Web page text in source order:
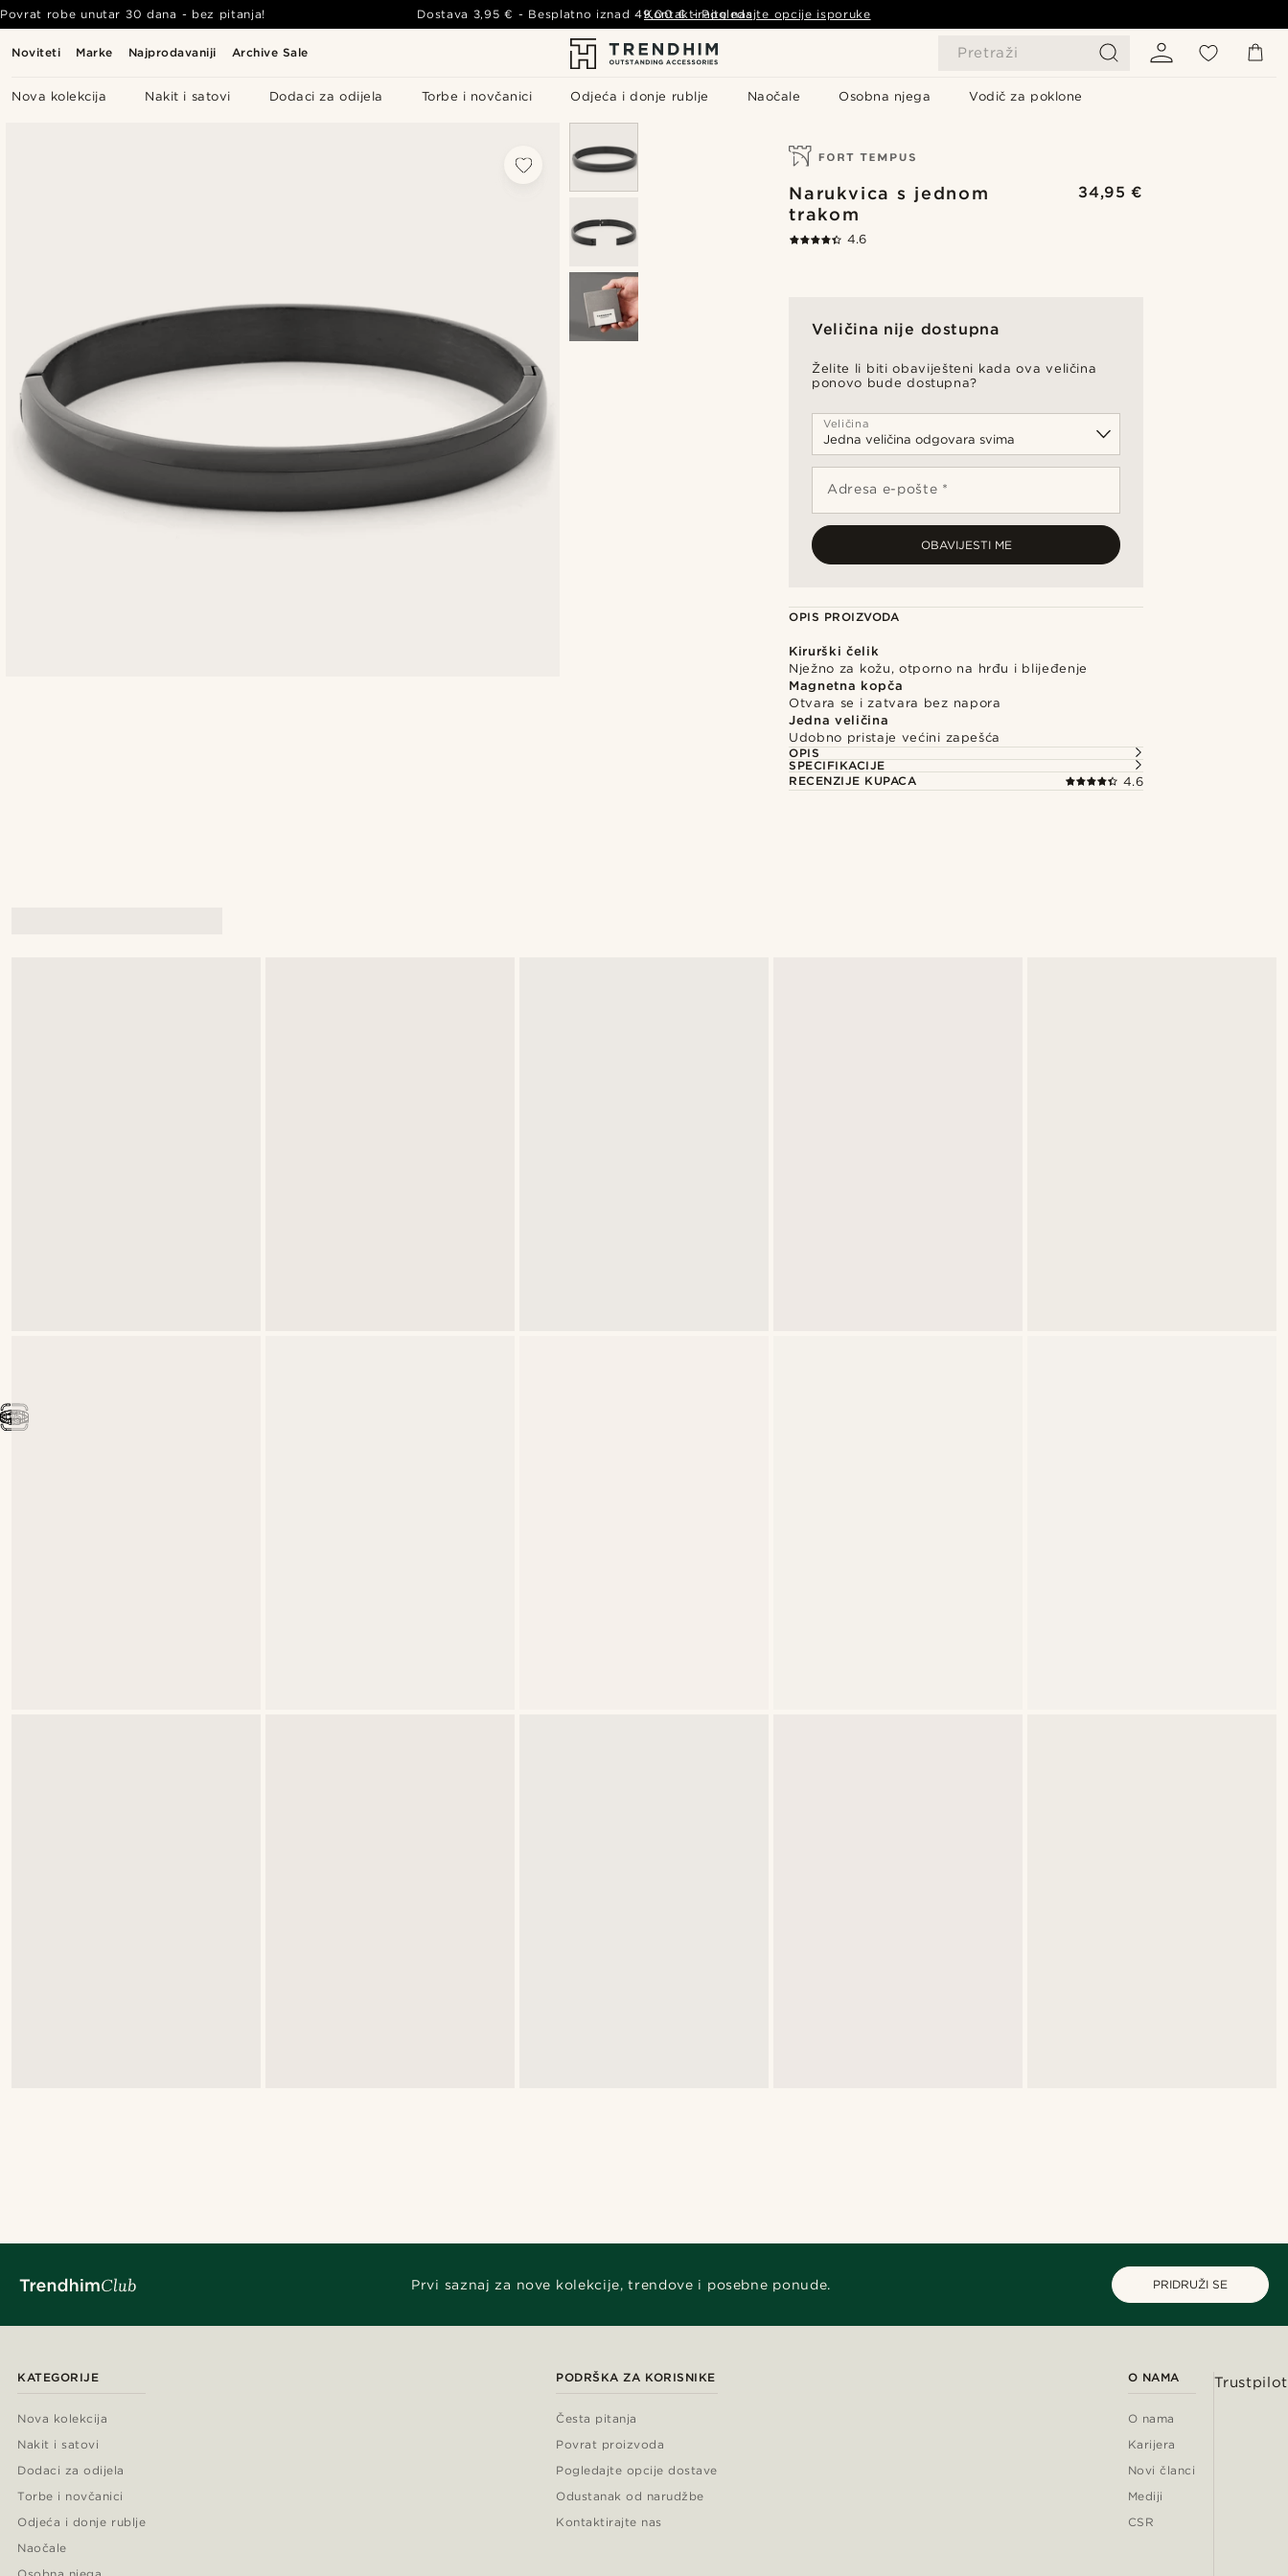
Noviteti Marke Najprodavaniji Archive Sale Pretraži
Nova kolekcija Nakit i satovi Dodaci za odijela Torbe i novčanici Odjeća i donje rublje Naočale Osobna njega Vodič za poklone
Povrat robe unutar 30 dana - bez pitanja! Dostava 3,95 € - Besplatno iznad49,00 € - Pogledajte opcije isporuke
Kontaktirajte nas
Narukvica s jednom
trakom
34,95 €
4.6
Veličina nije dostupna
Želite li biti obaviješteni kada ova veličina
ponovo bude dostupna?
Veličina
Adresa e-pošte *
OBAVIJESTI ME
OPIS PROIZVODA
Kirurški čelik
Nježno za kožu, otporno na hrđu i blijeđenje
Magnetna kopča
Otvara se i zatvara bez napora
Jedna veličina
Udobno pristaje većini zapešća
OPIS
SPECIFIKACIJE
RECENZIJE KUPACA
4.6
Prvi saznaj za nove kolekcije, trendove i posebne ponude. PRIDRUŽI SE
KATEGORIJE
Nova kolekcija
Nakit i satovi
Dodaci za odijela
Torbe i novčanici
Odjeća i donje rublje
Naočale
PODRŠKA ZA KORISNIKE
Česta pitanja
Povrat proizvoda
Pogledajte opcije dostave
Odustanak od narudžbe
Kontaktirajte nas
O NAMA
O nama
Karijera
Novi članci
Mediji
CSR
Trustpilot